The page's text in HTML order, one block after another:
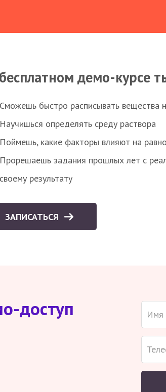
демо-курсе
Сможешь быстро расписывать вещества
Научишься определять среду раствора
Поймешь, какие факторы влияют на
Прорешаешь задания прошлых лет с
своему результату
ЗАПИСАТЬСЯ
доступ